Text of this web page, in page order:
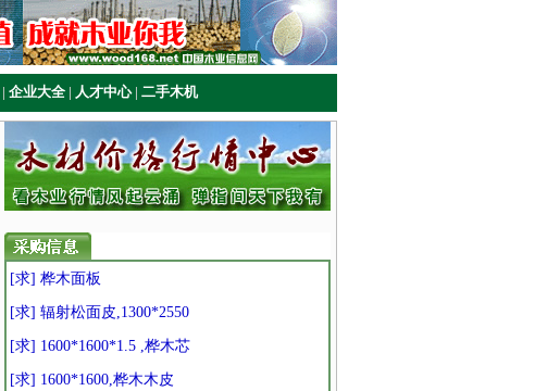
| 企业大全 | 人才中心 | 二手木机
[求] 桦木面板
[求] 辐射松面皮,1300*2550
[求] 1600*1600*1.5 ,桦木芯
[求] 1600*1600,桦木木皮